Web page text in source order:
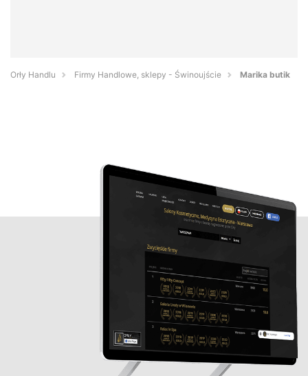
Orły Handlu Firmy Handlowe, sklepy - Świnoujście Marika butik